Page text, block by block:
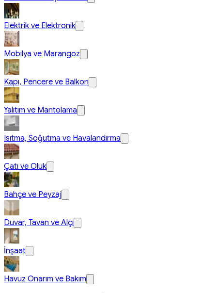
Elektrik ve Elektronik
Mobilya ve Marangoz
Kapı, Pencere ve Balkon
Yalıtım ve Mantolama
Isıtma, Soğutma ve Havalandırma
Çatı ve Oluk
Bahçe ve Peyzaj
Duvar, Tavan ve Alçı
İnşaat
Havuz Onarım ve Bakım